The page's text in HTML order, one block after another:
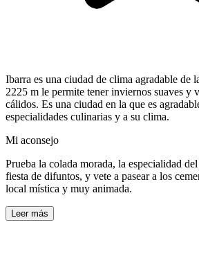
Ibarra es una ciudad de clima agradable de
2225 m le permite tener inviernos suaves y
cálidos. Es una ciudad en la que es
especialidades culinarias y a su clima.
Mi aconsejo
Prueba la colada morada, la especialidad
fiesta de difuntos, y vete a pasear a los
local mística y muy animada.
Leer más